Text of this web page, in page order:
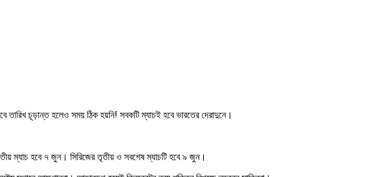
তারিখ চূড়ান্ত হলেও সময় ঠিক হয়নি! সবকটি ম্যাচই হবে ভারতের দেরাদুনে।
ম্যাচ হবে ৭ জুন। সিরিজের তৃতীয় ও সবশেষ ম্যাচটি হবে ৯ জুন।